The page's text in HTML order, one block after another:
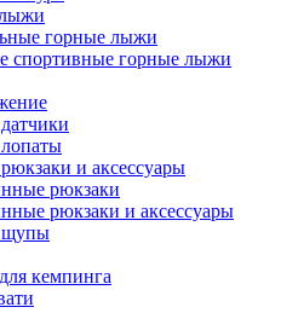
горные лыжи
спортивные горные лыжи
и аксессуары
рюкзаки
рюкзаки и аксессуары
щупы
кемпинга